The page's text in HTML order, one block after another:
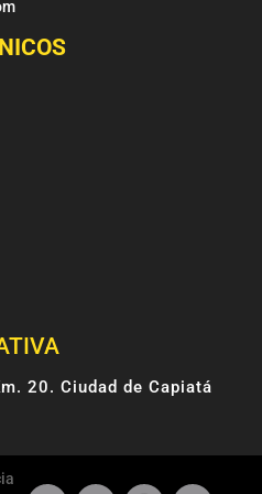
20. Ciudad de Capiatá